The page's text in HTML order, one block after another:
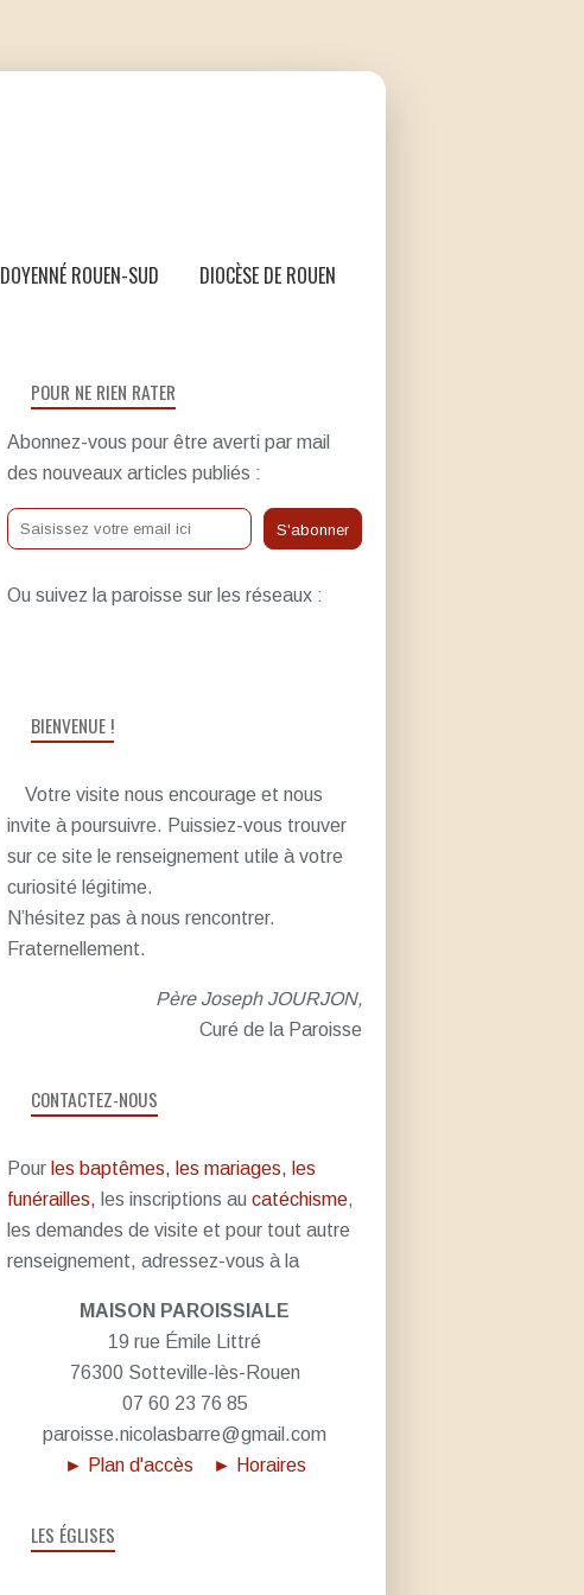
DOYENNÉ ROUEN-SUD DIOCÈSE DE ROUEN
POUR NE RIEN RATER
Abonnez-vous pour être averti par mail
des nouveaux articles publiés :
Ou suivez la paroisse sur les réseaux :
BIENVENUE !
Votre visite nous encourage et nous
invite à poursuivre. Puissiez-vous trouver
sur ce site le renseignement utile à votre
curiosité légitime.
N’hésitez pas à nous rencontrer.
Fraternellement.
Père Joseph JOURJON,
Curé de la Paroisse
CONTACTEZ-NOUS
Pour les baptêmes, les mariages, les
funérailles, les inscriptions au catéchisme,
les demandes de visite et pour tout autre
renseignement, adressez-vous à la
MAISON PAROISSIALE
19 rue Émile Littré
76300 Sotteville-lès-Rouen
07 60 23 76 85
paroisse.nicolasbarre@gmail.com
► Plan d'accès
► Horaires
LES ÉGLISES